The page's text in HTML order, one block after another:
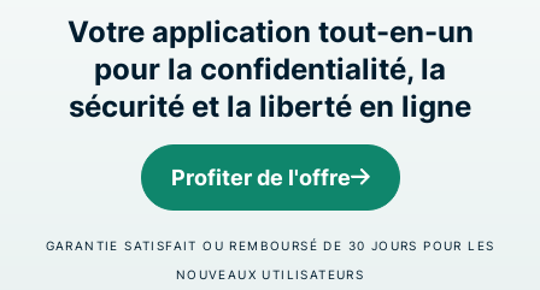
Votre application tout-en-un
pour la confidentialité, la
sécurité et la liberté en ligne
Profiter de l'offre
GARANTIE SATISFAIT OU REMBOURSÉ DE 30 JOURS POUR LES
NOUVEAUX UTILISATEURS